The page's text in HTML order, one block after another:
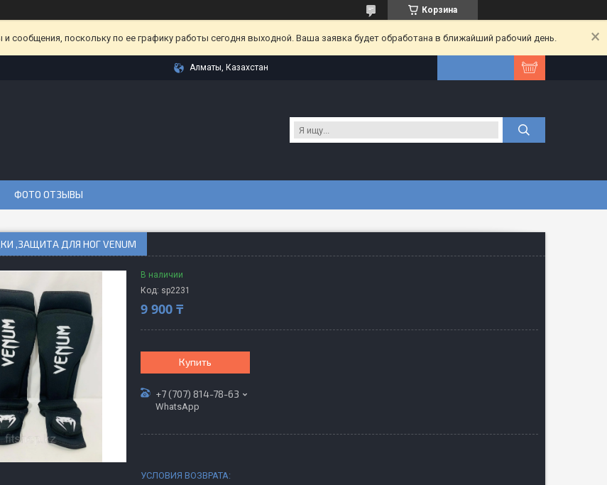
Корзина
сообщения, поскольку по ее графику работы сегодня выходной. Ваша заявка будет обработана в ближайший рабочий день.
Алматы, Казахстан
ФОТО ОТЗЫВЫ
,ЗАЩИТА ДЛЯ НОГ VENUM
В наличии
Код: sp2231
9 900 ₸
Купить
+7 (707) 814-78-63
WhatsApp